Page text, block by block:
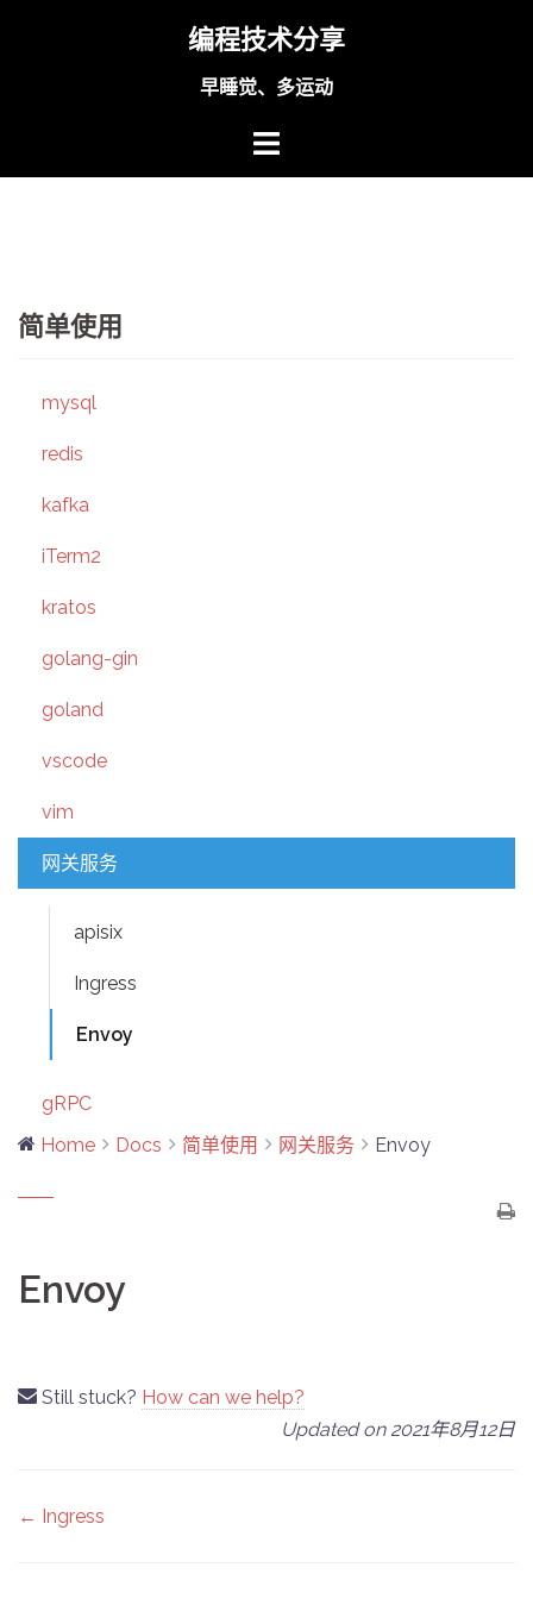
编程技术分享
早睡觉、多运动
简单使用
mysql
redis
kafka
iTerm2
kratos
golang-gin
goland
vscode
vim
网关服务
apisix
Ingress
Envoy
gRPC
Home
Docs 简单使用 网关服务 Envoy
Envoy
Still stuck? How can we help?
Updated on 2021年8月12日
Doc
← Ingress